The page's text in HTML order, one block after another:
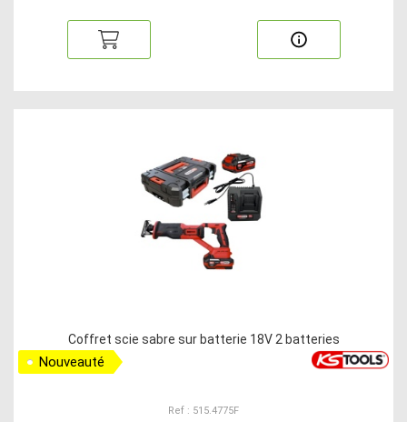
Coffret scie sabre sur batterie 18V 2 batteries
Nouveauté
Ref : 515.4775F